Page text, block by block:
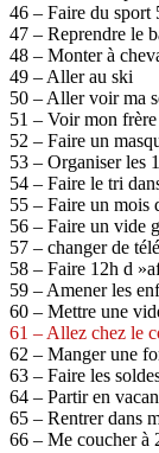
46 – Faire du sport
47 – Reprendre le
48 – Monter à
49 – Aller au ski
50 – Aller voir ma
51 – Voir mon frère
52 – Faire un
53 – Organiser les
54 – Faire le tri
55 – Faire un mois
56 – Faire un vide
57 – changer de
58 – Faire 12h d
59 – Amener les
60 – Mettre une
61 – Allez chez le
62 – Manger une
63 – Faire les
64 – Partir en
65 – Rentrer dans
66 – Me coucher à